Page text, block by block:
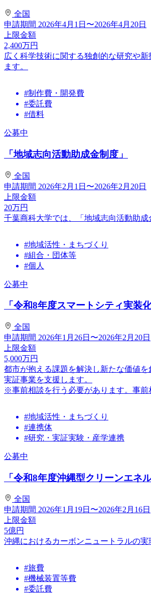
全国
申請期間 2026年4月1日〜2026年4月20日
上限金額
2,400万円
広く科学技術に関する独創的な研究や
ます。
#制作費・開発費
#委託費
#借料
公募中
「地域志向活動助成金制度」
全国
申請期間 2026年2月1日〜2026年2月20日
上限金額
20万円
千葉商科大学では、「地域志向活動助
#地域活性・まちづくり
#組合・団体等
#個人
公募中
「令和8年度スマートシティ実装
全国
申請期間 2026年1月26日〜2026年2月20日
上限金額
5,000万円
都市が抱える課題を解決し新たな価値
実証事業を支援します。
※事前相談を行う必要があります。事前
#地域活性・まちづくり
#連携体
#研究・実証実験・産学連携
公募中
「令和8年度沖縄型クリーンエネ
全国
申請期間 2026年1月19日〜2026年2月16日
上限金額
5億円
沖縄におけるカーボンニュートラルの
#旅費
#機械装置等費
#委託費